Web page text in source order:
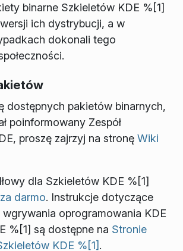
binarne Szkieletów KDE %[1]
ich dystrybucji, a w
dokonali tego
dostępnych pakietów binarnych,
poinformowany Zespół
proszę zajrzyj na stronę Wiki
dla Szkieletów KDE %[1]
darmo. Instrukcje dotyczące
oprogramowania KDE
%[1] są dostępne na Stronie
KDE %[1].